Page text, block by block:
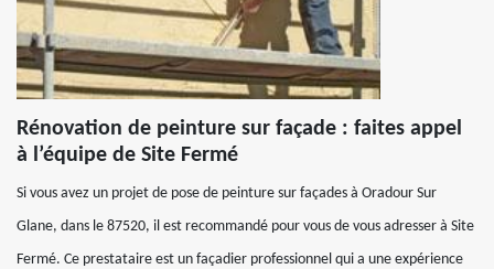
Rénovation de peinture sur façade : faites appel
à l’équipe de Site Fermé
Si vous avez un projet de pose de peinture sur façades à Oradour Sur
Glane, dans le 87520, il est recommandé pour vous de vous adresser à Site
Fermé. Ce prestataire est un façadier professionnel qui a une expérience